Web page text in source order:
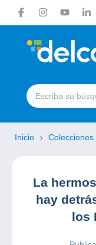
Inicio Colecciones
La
hay
los